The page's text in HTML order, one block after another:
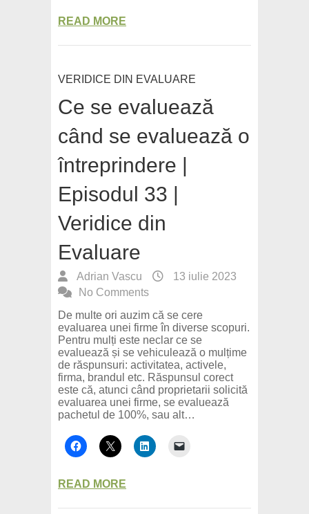
READ MORE
VERIDICE DIN EVALUARE
Ce se evaluează
când se evaluează o
întreprindere |
Episodul 33 |
Veridice din
Evaluare
Adrian Vascu
13 iulie 2023
No Comments
De multe ori auzim că se cere
evaluarea unei firme în diverse scopuri.
Pentru mulți este neclar ce se
evaluează și se vehiculează o mulțime
de răspunsuri: activitatea, activele,
firma, brandul etc. Răspunsul corect
este că, atunci când proprietarii solicită
evaluarea unei firme, se evaluează
pachetul de 100%, sau alt…
READ MORE